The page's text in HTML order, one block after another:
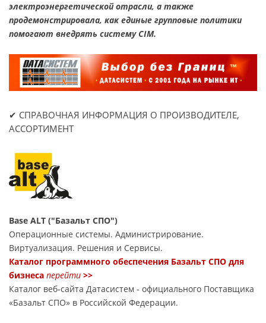
электроэнергетической отрасли, а также
продемонстрировала, как единые групповые политики
помогают внедрять систему CIM.
✔ СПРАВОЧНАЯ ИНФОРМАЦИЯ О ПРОИЗВОДИТЕЛЕ,
АССОРТИМЕНТ
Base ALT ("Базальт СПО")
Операционные системы. Администрирование.
Виртуализация. Решения и Сервисы.
Каталог программного обеспечения Базальт СПО для
бизнеса перейти >>
Каталог веб-сайта Датасиcтем - официального Поставщика
«Базальт СПО» в Российской Федерации.